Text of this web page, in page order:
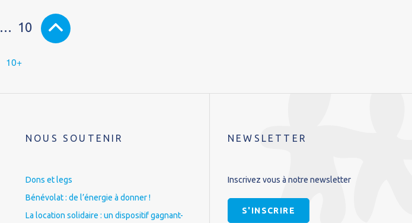
… 10
10+
NOUS SOUTENIR
Dons et legs
Bénévolat : de l’énergie à donner !
La location solidaire : un dispositif gagnant-
NEWSLETTER
Inscrivez vous à notre newsletter
S'INSCRIRE